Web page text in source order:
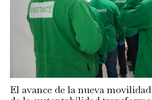
El avance de la nueva